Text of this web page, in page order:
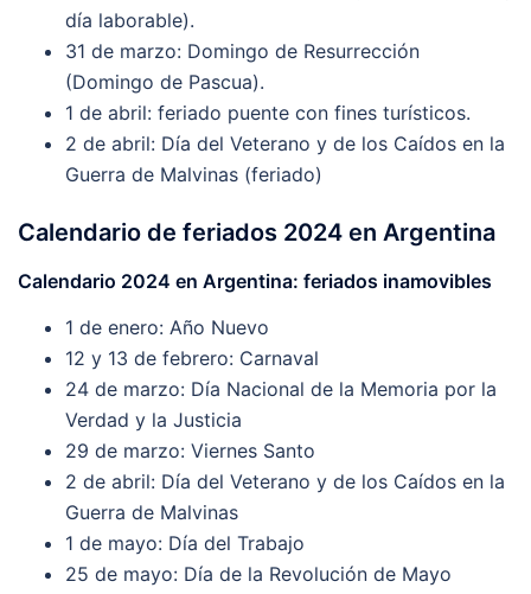
día laborable).
31 de marzo: Domingo de Resurrección
(Domingo de Pascua).
1 de abril: feriado puente con fines turísticos.
2 de abril: Día del Veterano y de los Caídos en la
Guerra de Malvinas (feriado)
Calendario de feriados 2024 en Argentina
Calendario 2024 en Argentina: feriados inamovibles
1 de enero: Año Nuevo
12 y 13 de febrero: Carnaval
24 de marzo: Día Nacional de la Memoria por la
Verdad y la Justicia
29 de marzo: Viernes Santo
2 de abril: Día del Veterano y de los Caídos en la
Guerra de Malvinas
1 de mayo: Día del Trabajo
25 de mayo: Día de la Revolución de Mayo